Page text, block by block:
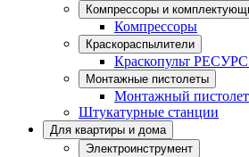
Компрессоры и
Компрессоры
Краскораспылители
Краскопульт
Монтажные пистолеты
Монтажный
Штукатурные станции
Для квартиры и дома
Электроинструмент